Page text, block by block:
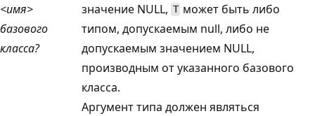
<имя>
базового
класса?
значение NULL, T может быть либо
типом, допускаемым null, либо не
допускаемым значением NULL,
производным от указанного базового
класса.
Аргумент типа должен являться